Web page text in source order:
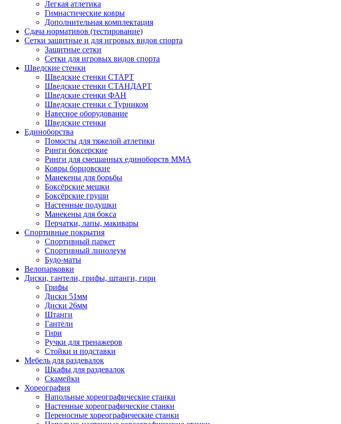
Легкая атлетика
Гимнастические ковры
Дополнительная комплектация
Сдача нормативов (тестирование)
Сетки защитные и для игровых видов спорта
Защитные сетки
Сетки для игровых видов спорта
Шведские стенки
Шведские стенки СТАРТ
Шведские стенки СТАНДАРТ
Шведские стенки ФАН
Шведские стенки с Турником
Навесное оборудование
Шведские стенки
Единоборства
Помосты для тяжелой атлетики
Ринги боксерские
Ринги для смешанных единоборств ММА
Ковры борцовские
Манекены для борьбы
Боксёрские мешки
Боксёрские груши
Настенные подушки
Манекены для бокса
Перчатки, лапы, макивары
Спортивные покрытия
Спортивный паркет
Спортивный линолеум
Будо-маты
Велопарковки
Диски, гантели, грифы, штанги, гири
Грифы
Диски 51мм
Диски 26мм
Штанги
Гантели
Гири
Ручки для тренажеров
Стойки и подставки
Мебель для раздевалок
Шкафы для раздевалок
Скамейки
Хореография
Напольные хореографические станки
Настенные хореографические станки
Переносные хореографические станки